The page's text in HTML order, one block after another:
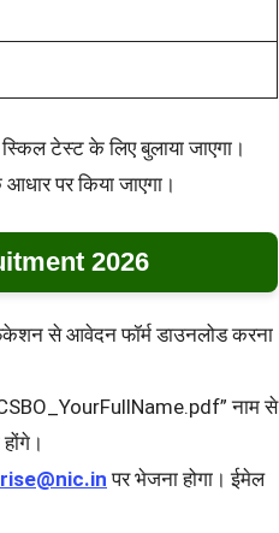
टेस्ट के लिए बुलाया जाएगा।
पर किया जाएगा।
2026
से आवेदन फॉर्म डाउनलोड करना
नाम से
पर भेजना होगा। ईमेल